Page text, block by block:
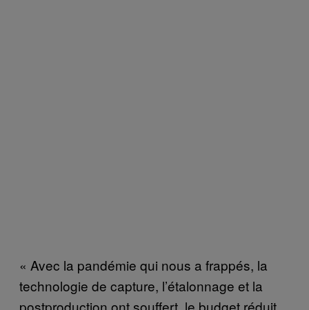
« Avec la pandémie qui nous a frappés, la
technologie de capture, l’étalonnage et la
postproduction ont souffert, le budget réduit